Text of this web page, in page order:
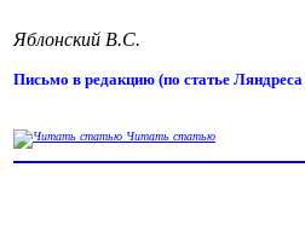
Яблонский В.С.
Письмо в редакцию (по статье
Читать статью